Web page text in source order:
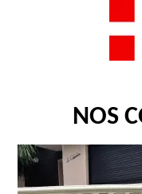
NOS